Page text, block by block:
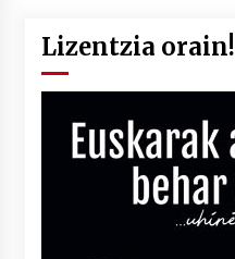
Lizentzia orain!